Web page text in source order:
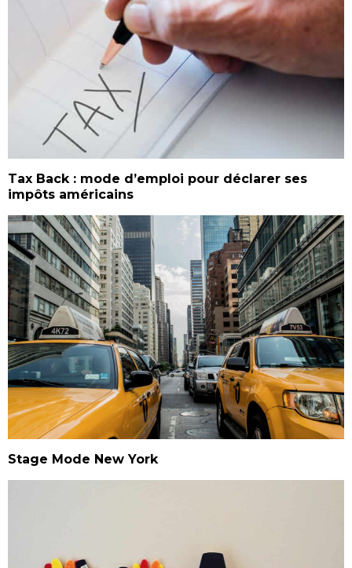
Tax Back : mode d’emploi pour déclarer ses
impôts américains
Stage Mode New York